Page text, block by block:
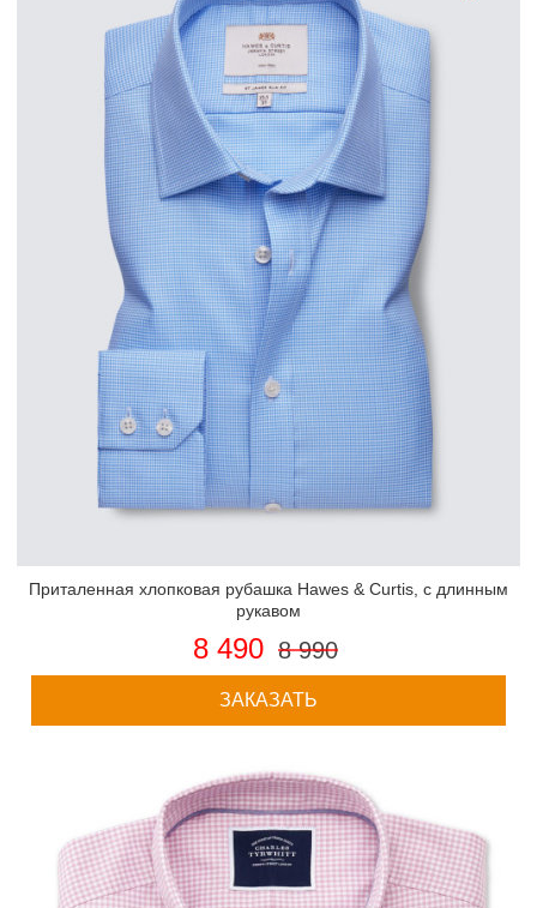
Приталенная хлопковая рубашка Hawes & Curtis, с длинным
рукавом
8 490 8 990
ЗАКАЗАТЬ